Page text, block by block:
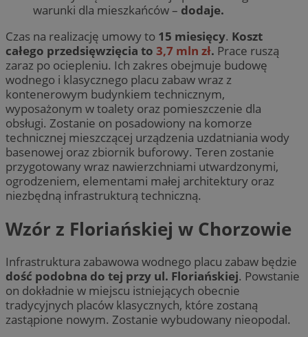
warunki dla mieszkańców – dodaje.
Czas na realizację umowy to 15 miesięcy. Koszt
całego przedsięwzięcia to 3,7 mln zł. Prace ruszą
zaraz po ociepleniu. Ich zakres obejmuje budowę
wodnego i klasycznego placu zabaw wraz z
kontenerowym budynkiem technicznym,
wyposażonym w toalety oraz pomieszczenie dla
obsługi. Zostanie on posadowiony na komorze
technicznej mieszczącej urządzenia uzdatniania wody
basenowej oraz zbiornik buforowy. Teren zostanie
przygotowany wraz nawierzchniami utwardzonymi,
ogrodzeniem, elementami małej architektury oraz
niezbędną infrastrukturą techniczną.
Wzór z Floriańskiej w Chorzowie
Infrastruktura zabawowa wodnego placu zabaw będzie
dość podobna do tej przy ul. Floriańskiej. Powstanie
on dokładnie w miejscu istniejących obecnie
tradycyjnych placów klasycznych, które zostaną
zastąpione nowym. Zostanie wybudowany nieopodal.